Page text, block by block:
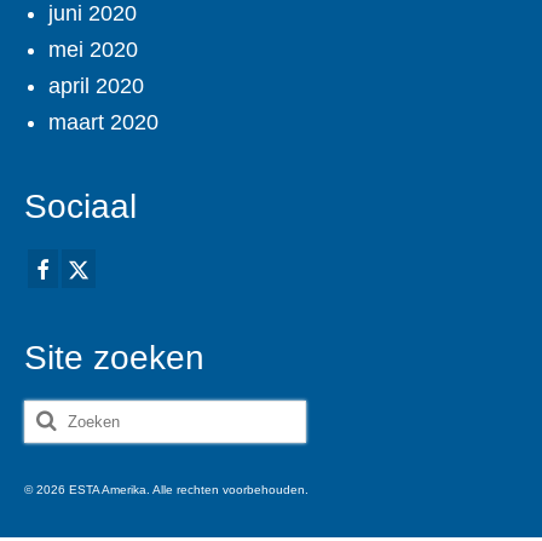
juni 2020
mei 2020
april 2020
maart 2020
Sociaal
Site zoeken
Zoeken
naar:
© 2026 ESTA Amerika. Alle rechten voorbehouden.